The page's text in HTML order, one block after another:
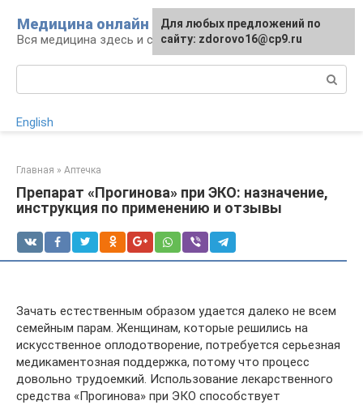
контенту
Медицина онлайн
Вся медицина здесь и сейчас
English
Главная » Аптечка
Препарат «Прогинова» при ЭКО: назначение,
инструкция по применению и отзывы
Зачать естественным образом удается далеко не всем
семейным парам. Женщинам, которые решились на
искусственное оплодотворение, потребуется серьезная
медикаментозная поддержка, потому что процесс
довольно трудоемкий. Использование лекарственного
средства «Прогинова» при ЭКО способствует
Для любых предложений по
сайту: zdorovo16@cp9.ru